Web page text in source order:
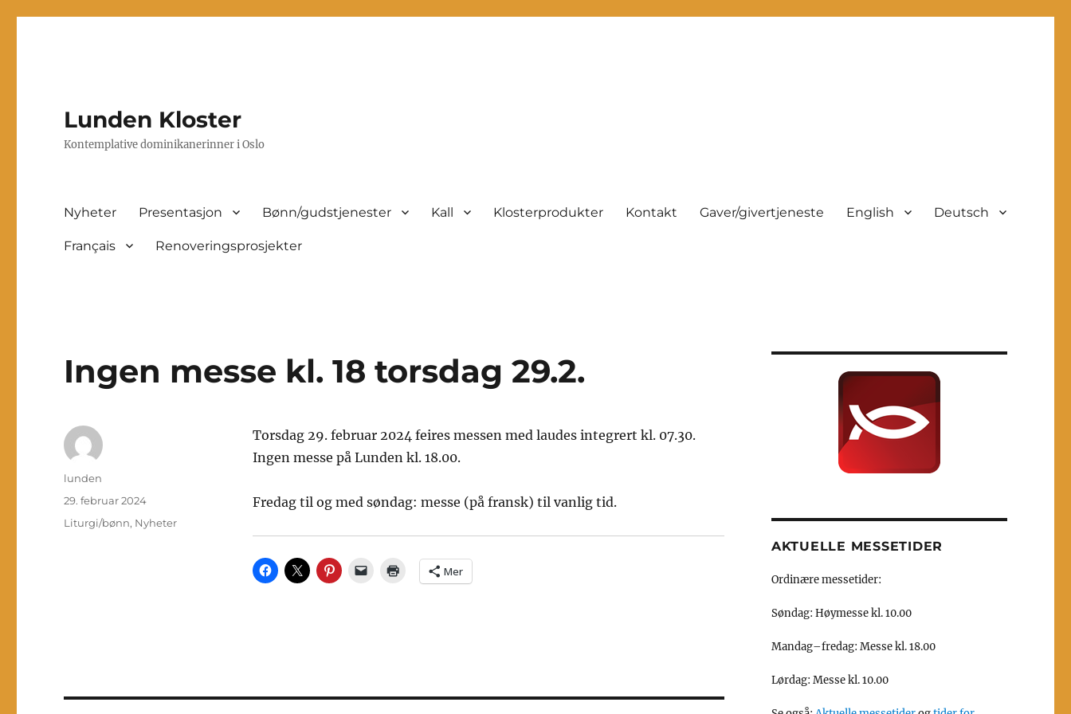
Lunden Kloster
Kontemplative dominikanerinner i Oslo
Nyheter Presentasjon Bønn/gudstjenester Kall Klosterprodukter Kontakt Gaver/givertjeneste English Deutsch
Français Renoveringsprosjekter
Ingen messe kl. 18 torsdag 29.2.
Torsdag 29. februar 2024 feires messen med laudes integrert kl. 07.30.
Ingen messe på Lunden kl. 18.00.
Fredag til og med søndag: messe (på fransk) til vanlig tid.
Mer
Forfatter
lunden
Publisert
29. februar 2024
Kategorier
Liturgi/bønn, Nyheter
AKTUELLE MESSETIDER
Ordinære messetider:
Søndag: Høymesse kl. 10.00
Mandag–fredag: Messe kl. 18.00
Lørdag: Messe kl. 10.00